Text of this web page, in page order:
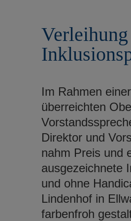
Im Rahmen
überreichten
Direktor und
nahm Preis und
ausgezeichnete
und ohne
Lindenhof in
farbenfroh